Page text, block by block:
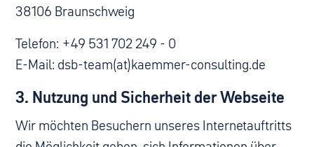
38106 Braunschweig
Telefon: +49 531 702 249 - 0
E-Mail: dsb-team(at)kaemmer-consulting.de
3. Nutzung und Sicherheit der Webseite
Wir möchten Besuchern unseres Internetauftritts